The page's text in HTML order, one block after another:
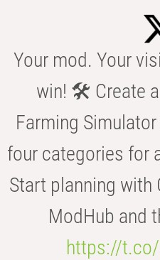
Your mod. Your
win! 🛠️ Create
Farming
four categories for
Start planning with
ModHub and
https://